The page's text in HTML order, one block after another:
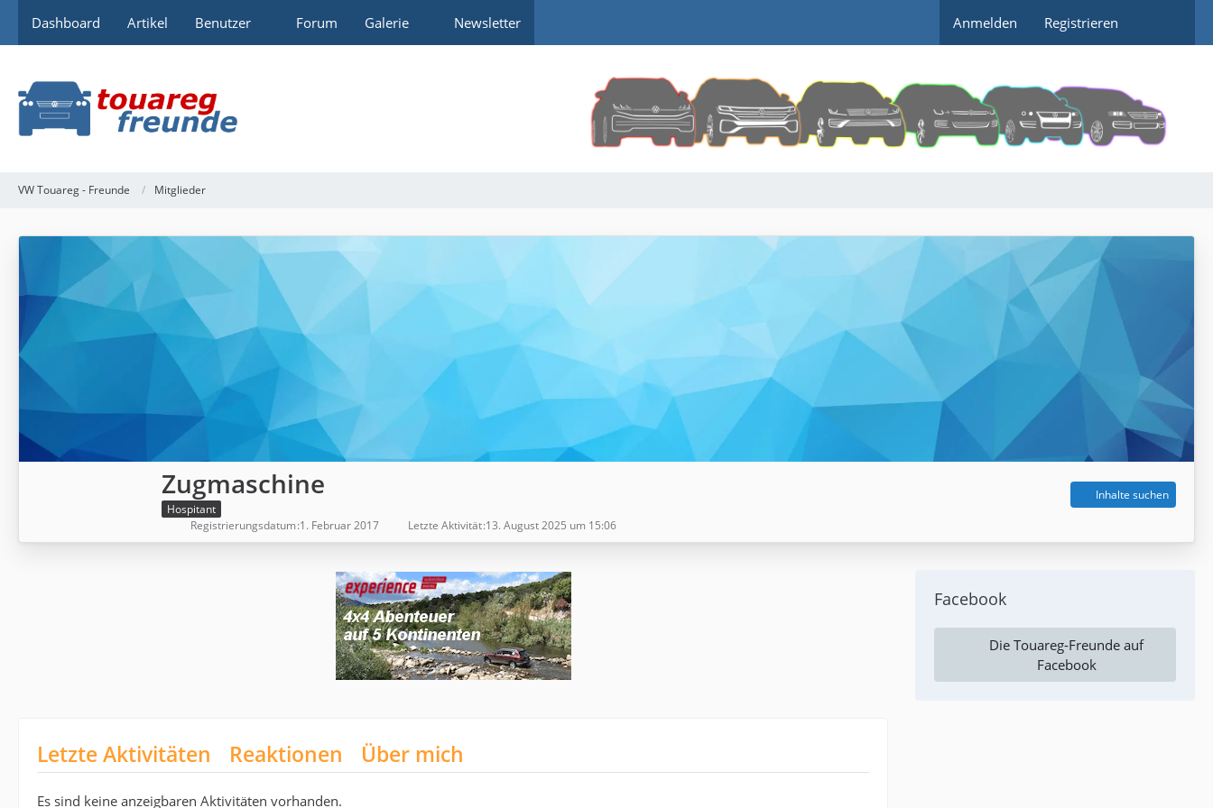
Dashboard Artikel Benutzer Forum Galerie Newsletter Anmelden Registrieren
VW Touareg - Freunde Mitglieder
Zugmaschine
Hospitant
Inhalte suchen
Registrierungsdatum 1. Februar 2017 Letzte Aktivität 13. August 2025 um 15:06
Letzte Aktivitäten Reaktionen Über mich
Es sind keine anzeigbaren Aktivitäten vorhanden.
Facebook
Die Touareg-Freunde auf
Facebook